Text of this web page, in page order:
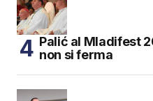
Palić al Mladifest
non si ferma